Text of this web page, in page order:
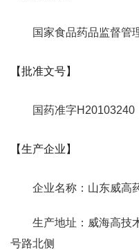
国家食品药品监督管
【批准文号】
国药准字H20103240
【生产企业】
企业名称：山东威高
生产地址：威海高技
号路北侧